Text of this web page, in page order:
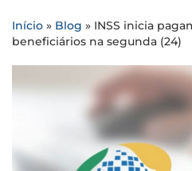
Início » Blog » INSS inicia
beneficiários na segunda (24)